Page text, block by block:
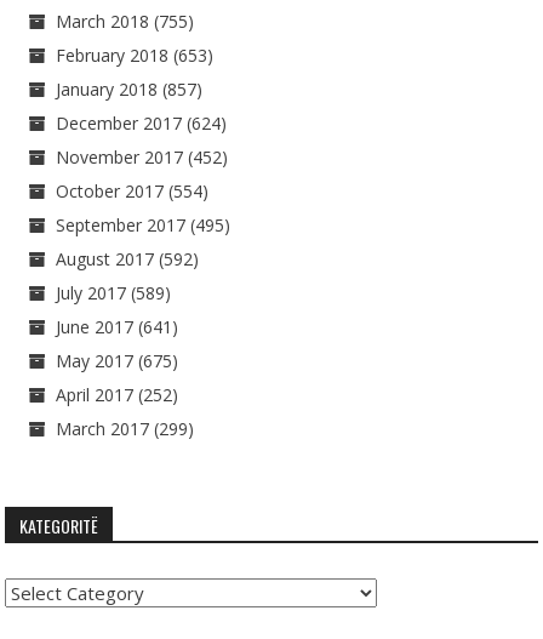
March 2018 (755)
February 2018 (653)
January 2018 (857)
December 2017 (624)
November 2017 (452)
October 2017 (554)
September 2017 (495)
August 2017 (592)
July 2017 (589)
June 2017 (641)
May 2017 (675)
April 2017 (252)
March 2017 (299)
KATEGORITË
Kategoritë